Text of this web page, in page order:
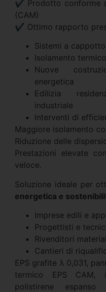
✔ Prodotto conforme
(CAM)
✔ Ottimo rapporto
Sistemi a
Isolamento
Nuove
energetica
Edilizia
industriale
Interventi di
Maggiore isolamento
Riduzione delle
Prestazioni elevate
veloce.
Soluzione ideale per
energetica e
Imprese edili e
Progettisti e
Rivenditori
Cantieri di
EPS grafite λ 0,031,
termico EPS CAM,
polistirene espanso